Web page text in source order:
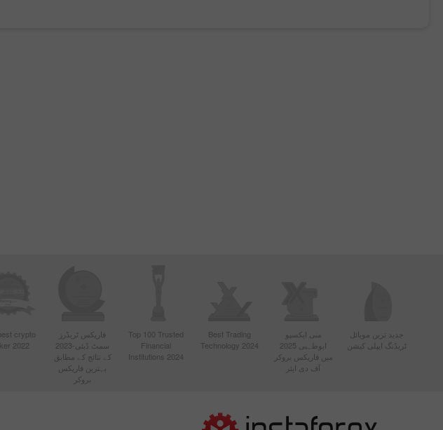
جدید ترین موبائل
ٹریڈنگ ایپلی کیشن
منی ایکسپو
ابوظہبی 2025
میں فاریکس بروکر
آف دی ایئر
Best Trading
Technology 2024
Top 100 Trusted
Financial
Institutions 2024
فاریکس ٹریڈرز
سمٹ ڈبئی-2023
کے نتائج کے مطابق
بہترین فاریکس
بروکر
crypto
2022